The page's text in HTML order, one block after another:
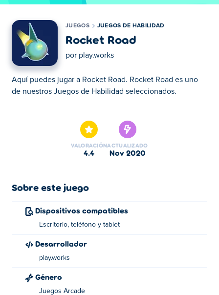
JUEGOS JUEGOS DE HABILIDAD
Rocket Road
por play.works
Aquí puedes jugar a Rocket Road. Rocket Road es uno
de nuestros Juegos de Habilidad seleccionados.
VALORACIÓN
4.4
ACTUALIZADO
nov 2020
Sobre este juego
Dispositivos compatibles
Escritorio, teléfono y tablet
Desarrollador
play.works
Género
Juegos Arcade